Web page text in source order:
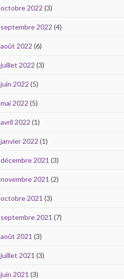
octobre 2022 (3)
septembre 2022 (4)
août 2022 (6)
juillet 2022 (3)
juin 2022 (5)
mai 2022 (5)
avril 2022 (1)
janvier 2022 (1)
décembre 2021 (3)
novembre 2021 (2)
octobre 2021 (3)
septembre 2021 (7)
août 2021 (3)
juillet 2021 (3)
juin 2021 (3)